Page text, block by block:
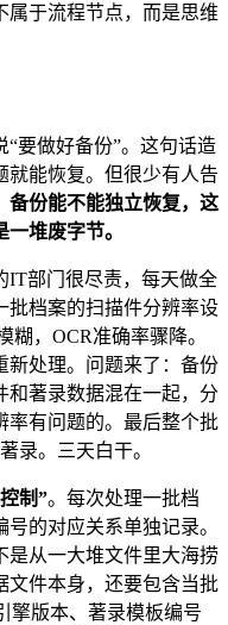
属于流程节点，而是思维
要做好备份”。这句话造
就能恢复。但很少有人告
备份能不能独立恢复，这
堆废字节。
IT部门很尽责，每天做全
批档案的扫描件分辨率设
糊，OCR准确率骤降。
新处理。问题来了：备份
和著录数据混在一起，分
率有问题的。最后整个批
录。三天白干。
制”。每次处理一批档
的对应关系单独记录。
是从一大堆文件里大海捞
文件本身，还要包含当批
擎版本、著录模板编号